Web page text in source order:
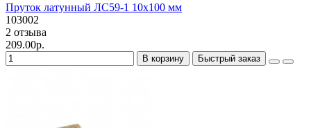
Пруток латунный ЛС59-1 10х100 мм
103002
2 отзыва
209.00р.
В корзину Быстрый заказ